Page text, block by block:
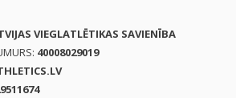
VIEGLATLĒTIKAS SAVIENĪBA
40008029019